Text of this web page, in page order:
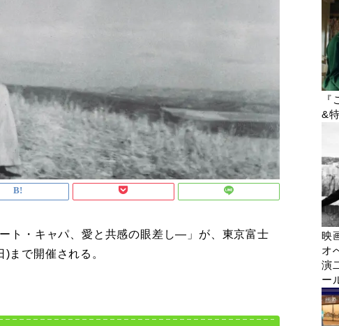
ト・キャパ、愛と共感の眼差し—」が、東京富士
まで開催される。
&
映
オ
演
ー